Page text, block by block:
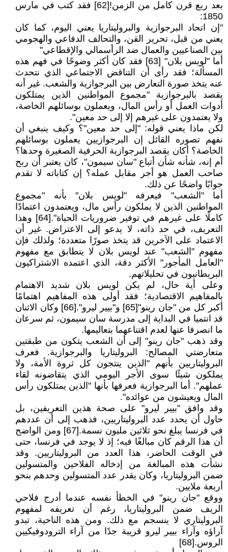
بعد ربع قرن كامل من الزمن![62] فقد كتب في مارس
1850:
"إن اتحاد البرجوازية والبروليتاريا يعني اليوم، كما كان
يعني من قبل، تحرير القن، والتحالف الدفاعي والهجومي
بين الصناعيين والعمال ضد الرأسمالي والإقطاعي"
أما "لويس بلان" [63] فقد كان أكثر وضوحًا في فهم هذه
المسألة؛ فقد رأى أن التناقض الاجتماعي الذي نتحدث
عنه يتخذ صورة التعارض بين البرجوازية والشعب. غير أنه
يقصد بالبرجوازية "مجموع المواطنين الذين يمتلكون
أدوات العمل أو رأس المال، ويعملون بوسائلهم الخاصة،
ولا يعتمدون على غيرهم إلا إلى حد معين".
لكن ماذا يعني قوله: "إلى حد معين"؟ وكيف ينبغي أن
نفهم تصوره القائل إن البرجوازيين يعملون بوسائلهم
الخاصة؟ أكان يقصد البرجوازية الحرفية الصغيرة وحدها؟
أم إنه، شأنه شأن أتباع "سان سيمون"، كان يعتبر أن ربح
صاحب العمل هو أجر مقابل عمله؟ إن كتاباته لا تقدم
جوابًا واضحًا عن ذلك.
أما "الشعب" فيعرفه "لويس بلان" بأنه "مجموع
المواطنين الذين لا يملكون رأس مال، ويعتمدون اعتمادًا
كاملًا على غيرهم في توفير ضروريات الحياة".[64] وهذا
التعريف، في حد ذاته، لا يدعو إلى الاعتراض. غير أن
الاعتماد على الآخرين قد يتخذ صورًا متعددة؛ ولذلك فإن
مفهوم "الشعب" عند لويس بلان لا يتطابق مع مفهوم
"العامل المأجور" الأكثر دقة، الذي اعتمده الاشتراكيون
البريطانيون في تحليلاتهم.
وعلى أية حال، لم يكن لويس بلان شديد الاهتمام
بالمفاهيم الاقتصادية؛ فقد أولى هذه المفاهيم اهتمامًا
أكبر كل من "جان رينو"[65] و"بيير ليرو".[66] وكان الاثنان
قد انتميا في البداية إلى مدرسة سان سيمون، ثم سرعان
ما انصرفا عنها لعدم اقتناعهما بتعاليمها.
وقد ذهب "جان رينو" إلى أن الشعب يتكون من طبقتين
متعارضتي المصالح: البروليتاريا والبرجوازية. فعرف
البروليتاريين بأنهم "الذين ينتجون كل ثروة الأمة، ولا
يملكون شيئًا سوى الأجر اليومي الذي يتقاضونه لقاء
عملهم". أما البرجوازية فعرفها بأنها "الذين يمتلكون رأس
المال ويعيشون من عوائده".
وقد وافق "بيير ليرو" على صحة هذين التعريفين، بل
حاول أن يحدد عدد البروليتاريين، فذهب إلى أن عددهم
في فرنسا يبلغ نحو ثلاثين مليون نسمة.[67] ومن الواضح
أن هذا الرقم كان مبالغًا فيه؛ إذ لا يوجد في فرنسا، حتى
في الوقت الحاضر، هذا العدد من البروليتاريين. وقد
نشأت هذه المبالغة من إدخاله الفلاحين والمتسولين
ضمن البروليتاريا، وكان يقدر عدد المتسولين وحدهم بنحو
أربعة ملايين.
ووقع "جان رينو" في الخطأ نفسه عندما أدرج فلاحي
الريف ضمن البروليتاريا، رغم أن تعريفه لمفهوم
البروليتاري لا ينسجم مع ذلك. ومن هذه الناحية، تبدو
آراؤه وآراء بيير ليرو قريبة جدًا من آراء الترودوفيكيين
الروس.[68]